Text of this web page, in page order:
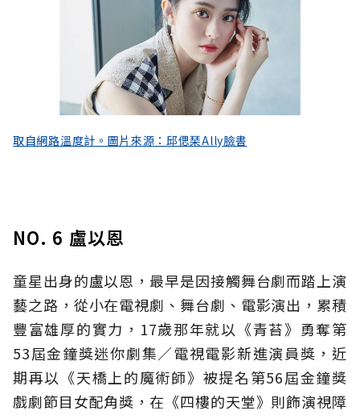
取自網路溫度計。圖片來源：邱偲琹Ally臉書
NO. 6 盧以恩
童星出身的盧以恩，最早是因接觸舞台劇而踏上演
藝之路，從小在電視劇、舞台劇、電影演出，累積
豐富雄厚的實力，17歲那年就以《青苔》勇奪第
53屆金鐘獎迷你劇集／電視電影新進演員獎，近
期再以《天橋上的魔術師》被提名第56屆金鐘獎
戲劇節目女配角獎，在《四樓的天堂》則飾演視障